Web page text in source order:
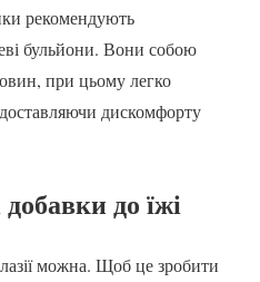
рекомендують
бульйони. Вони собою
при цьому легко
дискомфорту
добавки до їжі
можна. Щоб це зробити